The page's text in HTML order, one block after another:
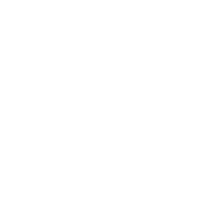
址http://www.ziran.hk/